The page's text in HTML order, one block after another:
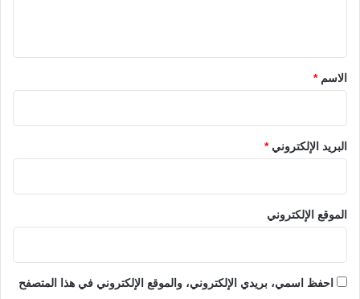
*
الاسم*
البريد الإلكتروني*
الموقع الإلكتروني
احفظ اسمي، بريدي الإلكتروني، والموقع الإلكتروني في هذا المتصفح